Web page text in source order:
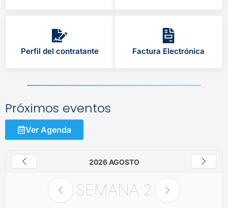
Perfil del contratante Factura Electrónica
Próximos eventos
Ver Agenda
2026 AGOSTO
SEMANA 2